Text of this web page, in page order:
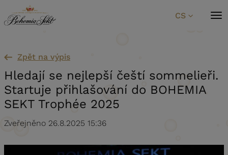
Přeskočit na obsah
CS
Zpět na výpis
Hledají se nejlepší čeští sommelieři.
Startuje přihlašování do BOHEMIA
SEKT Trophée 2025
Zveřejněno 26.8.2025 15:36